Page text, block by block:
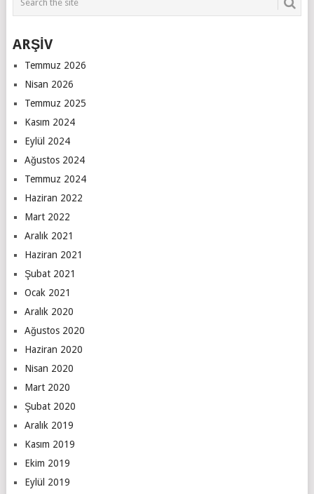
ARŞİV
Temmuz 2026
Nisan 2026
Temmuz 2025
Kasım 2024
Eylül 2024
Ağustos 2024
Temmuz 2024
Haziran 2022
Mart 2022
Aralık 2021
Haziran 2021
Şubat 2021
Ocak 2021
Aralık 2020
Ağustos 2020
Haziran 2020
Nisan 2020
Mart 2020
Şubat 2020
Aralık 2019
Kasım 2019
Ekim 2019
Eylül 2019